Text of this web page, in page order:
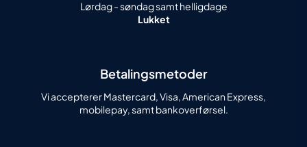
Lørdag - søndag samt helligdage
Lukket
Betalingsmetoder
Vi accepterer Mastercard, Visa, American Express,
mobilepay, samt bankoverførsel.